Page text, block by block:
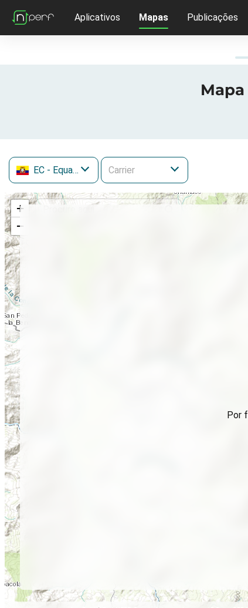
Aplicativos Mapas Publicações
EC - Equador
+
−
Por